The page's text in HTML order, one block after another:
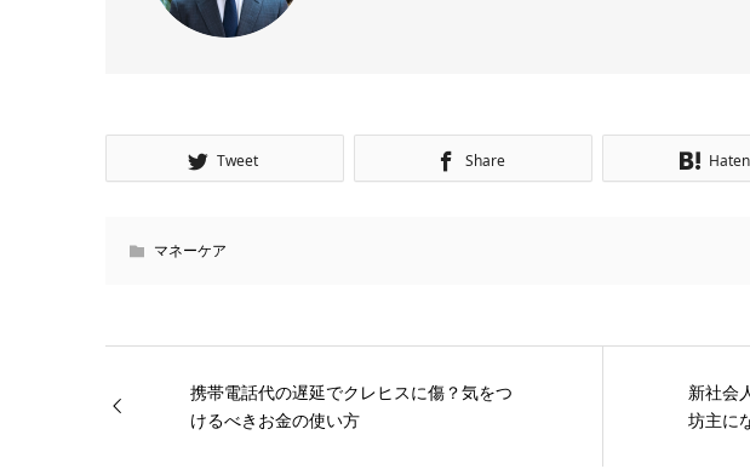
Tweet Share
マネーケア
携帯電話代の遅延でクレヒスに傷？気をつ
けるべきお金の使い方
新社会
坊主に